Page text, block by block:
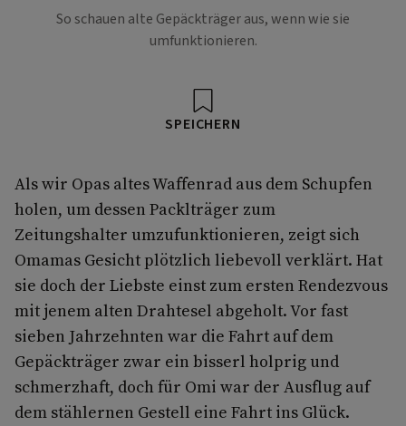
So schauen alte Gepäckträger aus, wenn wie sie
umfunktionieren.
SPEICHERN
Als wir Opas altes Waffenrad aus dem Schupfen
holen, um dessen Packlträger zum
Zeitungshalter umzufunktionieren, zeigt sich
Omamas Gesicht plötzlich liebevoll verklärt. Hat
sie doch der Liebste einst zum ersten Rendezvous
mit jenem alten Drahtesel abgeholt. Vor fast
sieben Jahrzehnten war die Fahrt auf dem
Gepäckträger zwar ein bisserl holprig und
schmerzhaft, doch für Omi war der Ausflug auf
dem stählernen Gestell eine Fahrt ins Glück.